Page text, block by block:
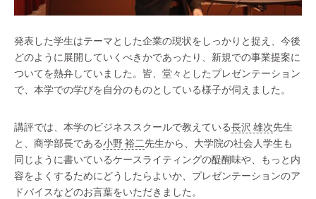
発表した学生はテーマとした企業の現状をしっかりと捉え、今後
どのように展開していくべきかであったり、新規での事業提案に
ついてを熱弁していました。皆、堂々としたプレゼンテーション
で、本学での学びを自分のものとしている様子が伺えました。
講評では、本学のビジネススクールで教えている長沢 雄次先生
と、商学部長である小野 裕二先生から、大学院の社会人学生も
同じように書いているケースライティングの醍醐味や、もっと内
容をよくするためにどうしたらよいか、プレゼンテーションのア
ドバイスなどのお言葉をいただきました。